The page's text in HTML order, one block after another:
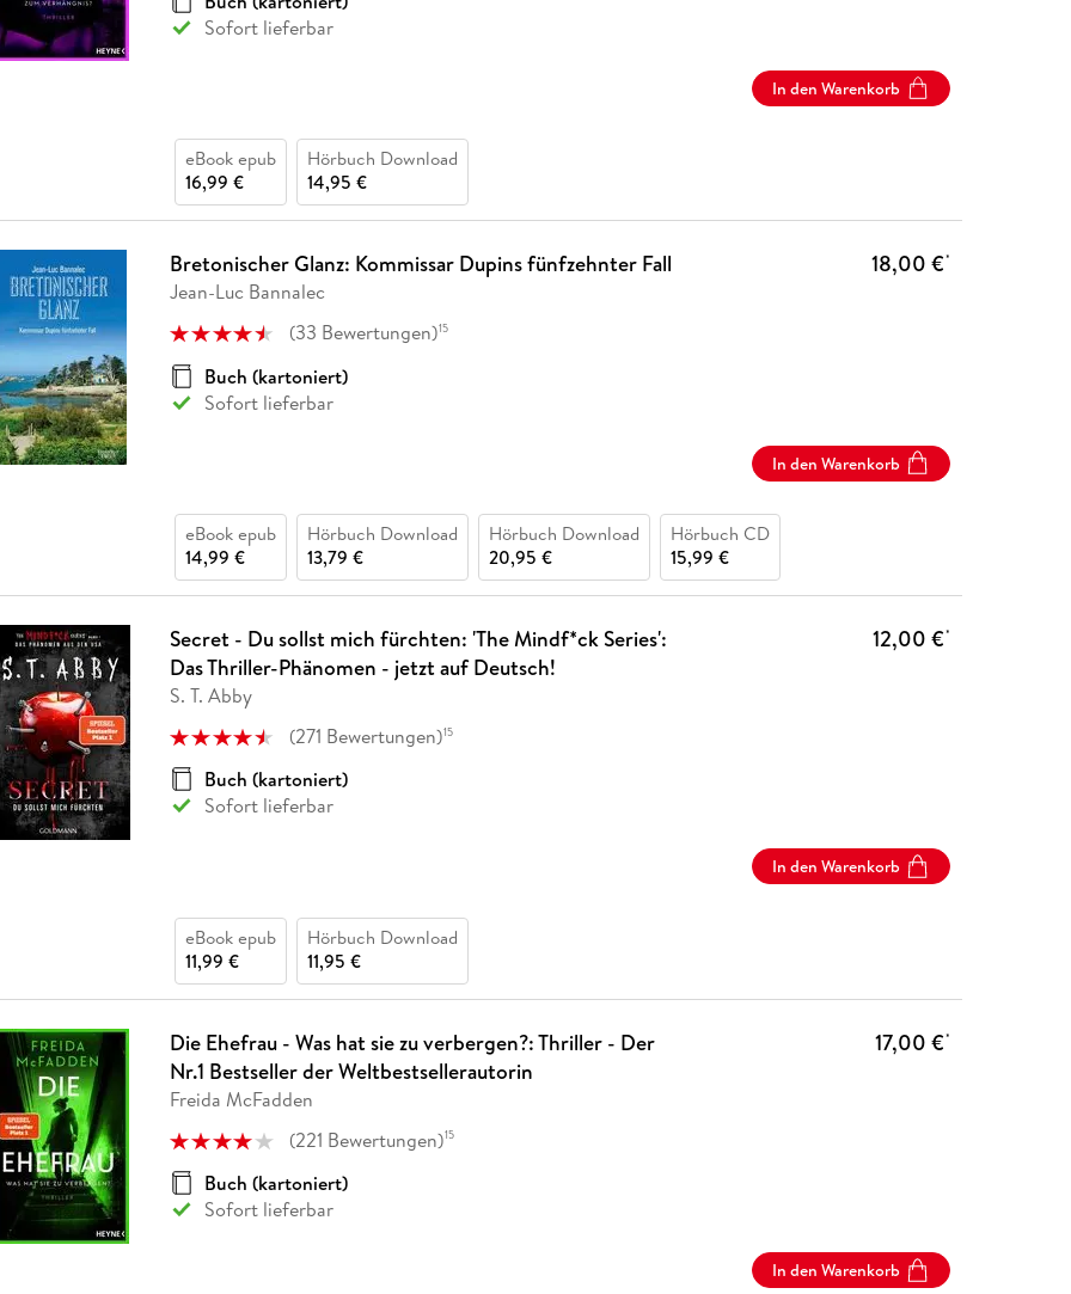
Fremdsprachige Bücher
Lernhilfen
New Adult
Ratgeber
Fremdsprachige Bücher
Hörbuch Downloads im Bundle
STABILO
Sofort lieferbar
In den Warenkorb
eBook epub
16,99 €
Hörbuch Download
14,95 €
Bretonischer Glanz: Kommissar Dupins fünfzehnter Fall
Jean-Luc Bannalec
(33 Bewertungen)15
Buch (kartoniert)
Sofort lieferbar
18,00 €*
In den Warenkorb
eBook epub
14,99 €
Hörbuch Download
13,79 €
Hörbuch Download
20,95 €
Hörbuch CD
15,99 €
Secret - Du sollst mich fürchten: 'The Mindf*ck Series':
Das Thriller-Phänomen - jetzt auf Deutsch!
S. T. Abby
(271 Bewertungen)15
Buch (kartoniert)
Sofort lieferbar
12,00 €*
In den Warenkorb
eBook epub
11,99 €
Hörbuch Download
11,95 €
Die Ehefrau - Was hat sie zu verbergen?: Thriller - Der
Nr.1 Bestseller der Weltbestsellerautorin
Freida McFadden
(221 Bewertungen)15
Buch (kartoniert)
Sofort lieferbar
17,00 €*
In den Warenkorb